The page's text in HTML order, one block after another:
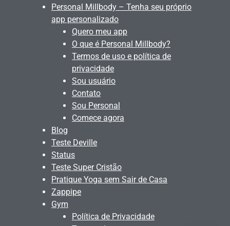
Personal Millbody – Tenha seu próprio
app personalizado
Quero meu app
O que é Personal Millbody?
Termos de uso e política de
privacidade
Sou usuário
Contato
Sou Personal
Comece agora
Blog
Teste Deville
Status
Teste Super Cristão
Pratique Yoga sem Sair de Casa
Zappipe
Gym
Política de Privacidade